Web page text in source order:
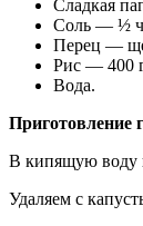
Сладкая
Соль — ½
Перец —
Рис — 400
Вода.
Приготовление
В кипящую воду
Удаляем с